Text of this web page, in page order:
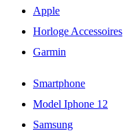
Apple
Horloge Accessoires
Garmin
Smartphone
Model Iphone 12
Samsung